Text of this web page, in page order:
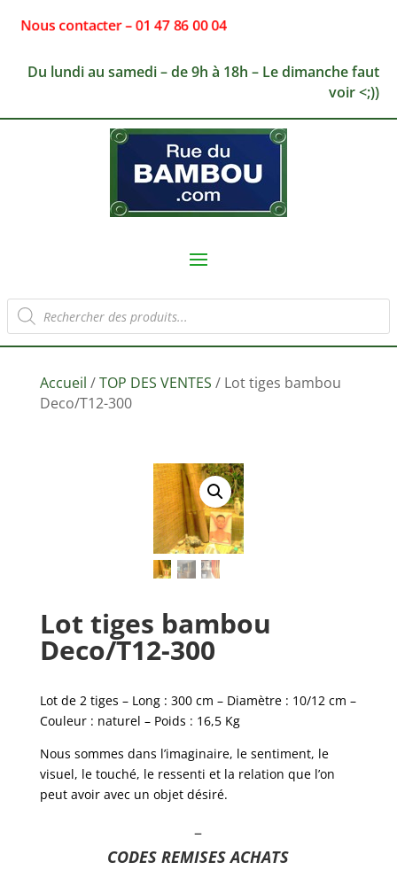
Nous contacter – 01 47 86 00 04
Du lundi au samedi – de 9h à 18h – Le dimanche faut
voir <;))
Recherche
de
produits
Accueil /TOP DES VENTES / Lot tiges bambou
Deco/T12-300
Lot tiges bambou
Deco/T12-300
Lot de 2 tiges – Long : 300 cm – Diamètre : 10/12 cm –
Couleur : naturel – Poids : 16,5 Kg
Nous sommes dans l’imaginaire, le sentiment, le
visuel, le touché, le ressenti et la relation que l’on
peut avoir avec un objet désiré.
–
CODES REMISES ACHATS